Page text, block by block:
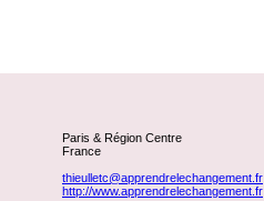
Paris & Région Centre
France
thieulletc@apprendrelechangement.fr
http://www.apprendrelechangement.fr